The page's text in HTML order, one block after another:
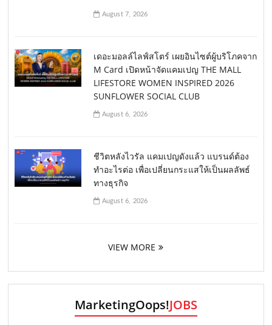
August 7, 2026
เดอะมอลล์ไลฟ์สโตร์ เผยอินไซต์ผู้บริโภคจาก
M Card เปิดหน้าจัดแคมเปญ THE MALL
LIFESTORE WOMEN INSPIRED 2026
SUNFLOWER SOCIAL CLUB
August 6, 2026
ชีวิตหลังไวรัล แคมเปญดังแล้ว แบรนด์ต้อง
ทำอะไรต่อ เพื่อเปลี่ยนกระแสให้เป็นผลลัพธ์
ทางธุรกิจ
August 6, 2026
VIEW MORE
MarketingOops!JOBS